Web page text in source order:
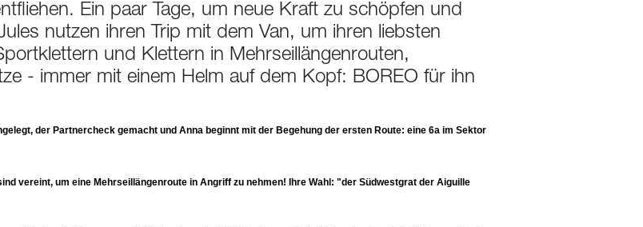
Ein paar Tage, um neue Kraft zu schöpfen und
nutzen ihren Trip mit dem Van, um ihren liebsten
und Klettern in Mehrseillängenrouten,
- immer mit einem Helm auf dem Kopf: BOREO für ihn
der Partnercheck gemacht und Anna beginnt mit der Begehung der ersten Route: eine 6a im Sektor
vereint, um eine Mehrseillängenroute in Angriff zu nehmen! Ihre Wahl: "der Südwestgrat der Aiguille